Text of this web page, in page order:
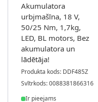
Akumulatora
urbjmašīna, 18 V,
50/25 Nm, 1,7kg,
LED, BL motors, Bez
akumulatora un
lādētāja!
Produkta kods: DDF485Z
Svītrkods: 0088381866316
Ir pieejams